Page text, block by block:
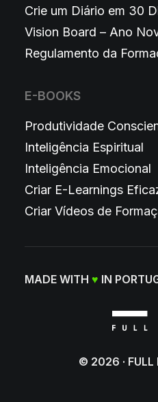
Crie um Diário em 30
Vision Board – Ano
Regulamento da
E-BOOKS
Produtividade
Inteligência Espiritual
Inteligência Emocional
Criar E-Learnings
Criar Vídeos de
MADE WITH ♥ IN
© 2026 ·